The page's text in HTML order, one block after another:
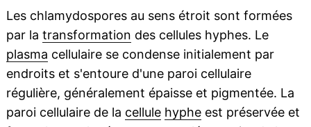
Les chlamydospores au sens étroit sont formées
par la transformation des cellules hyphes. Le
plasma cellulaire se condense initialement par
endroits et s'entoure d'une paroi cellulaire
régulière, généralement épaisse et pigmentée. La
paroi cellulaire de la cellule hypheest préservée et